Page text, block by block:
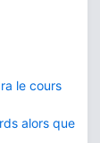
le cours
alors que